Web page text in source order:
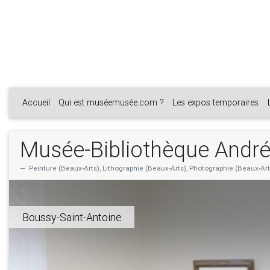
Accueil Qui est muséemusée.com ? Les expos temporaires
Musée-Bibliothèque
Peinture (Beaux-Arts), Lithographie (Beaux-Arts), Photographie
Boussy-Saint-Antoine